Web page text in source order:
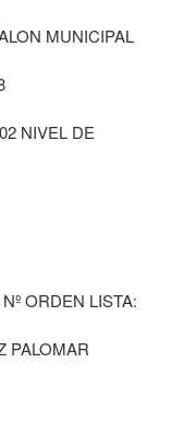
MUNICIPAL
NIVEL DE
ORDEN LISTA:
PALOMAR